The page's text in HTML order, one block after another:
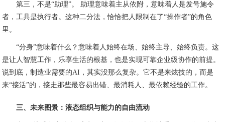
第三，不是“助理”。 助理意味着主从依附，意味着人是发号施令
者，工具是执行者。这种二分法，恰恰把人限制在了“操作者”的角色
里。
“分身”意味着什么？意味着人始终在场、始终主导、始终负责。这
是让人智慧工作，乐享生活的根基，也是实现可靠企业级协作的前提。
说到底，制造业需要的AI，其实没那么复杂。它不是来炫技的，而是
来“接活”的，接走那些最容易出错、最消耗人、最依赖经验的工作。
三、未来图景：液态组织与能力的自由流动